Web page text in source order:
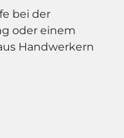
bei der
oder einem
Handwerkern